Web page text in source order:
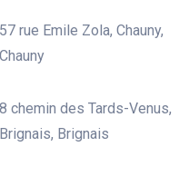
57 rue Emile Zola, Chauny,
Chauny
8 chemin des Tards-Venus,
Brignais, Brignais